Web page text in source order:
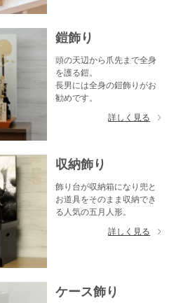
鎧飾り
頭の天辺から爪先まで全身
を護る鎧。
長男には全身の鎧飾りがお
勧めです。
詳しく見る
収納飾り
飾り台が収納箱になり兜と
お道具をそのまま収納でき
る人気の五月人形。
詳しく見る
ケース飾り